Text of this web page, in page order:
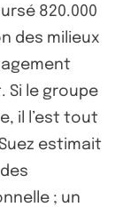
820.000
des milieux
Si le groupe
il l’est tout
estimait
; un